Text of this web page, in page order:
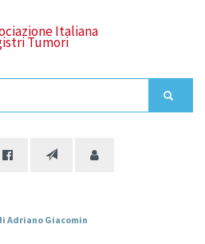
Italiana
Tumori
Adriano Giacomin